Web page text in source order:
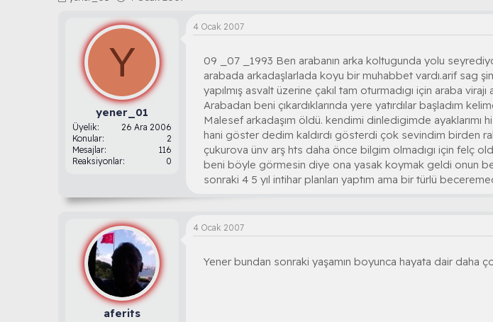
a
a
ş
a
n
ç
a
Y
yener_01
Üyelik
26 Ara 2006
Konular
2
Mesajlar
116
Reaksiyonlar
0
4 Ocak 2007
09 _07 _1993 Ben arabanın arka koltugunda yolu
arabada arkadaşlarlada koyu bir muhabbet vardı.arif sag
yapılmış asvalt üzerine çakıl tam oturmadıgı için araba
Arabadan beni çıkardıklarında yere yatırdılar başladım
Malesef arkadaşım öldü. kendimi dinledigimde
hani göster dedim kaldırdı gösterdi çok sevindim birden
çukurova ünv arş hts daha önce bilgim olmadıgı için felç
beni böyle görmesin diye ona yasak koymak geldi onun
sonraki 4 5 yıl intihar planları yaptım ama bir türlü
aferits
4 Ocak 2007
Yener bundan sonraki yaşamın boyunca hayata dair daha